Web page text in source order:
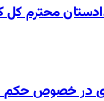
محترم
در خصوص حکم